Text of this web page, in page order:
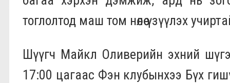
тоглолтод маш том нөлөө үзүүлэх
Шүүгч Майкл Оливерийн эхний
17:00 цагаас Фэн клубынхээ Бүх